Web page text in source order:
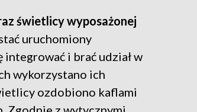
świetlicy wyposażonej
uruchomiony
i brać udział w
wykorzystano ich
ozdobiono kaflami